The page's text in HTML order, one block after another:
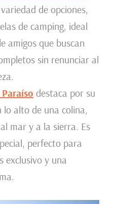
de opciones,
de camping, ideal
amigos que buscan
sin renunciar al
destaca por su
lo alto de una colina,
mar y a la sierra. Es
perfecto para
exclusivo y una